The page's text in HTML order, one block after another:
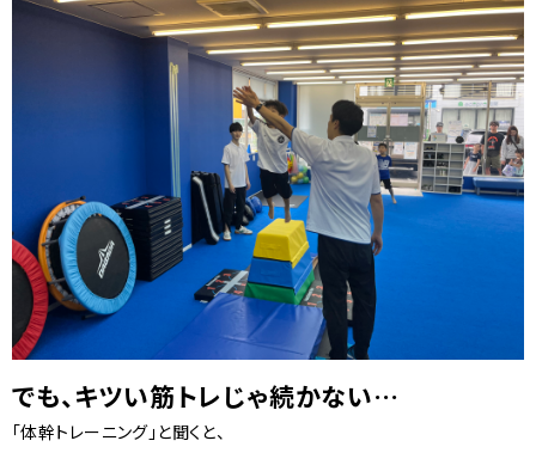
でも、キツい筋トレじゃ続かない…
「体幹トレーニング」と聞くと、